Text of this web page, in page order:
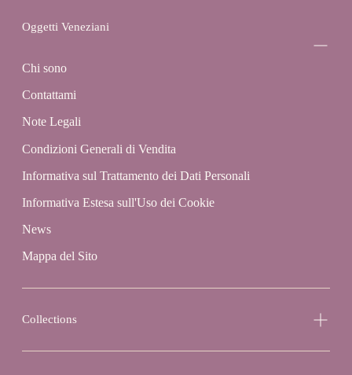
Oggetti Veneziani
Chi sono
Contattami
Note Legali
Condizioni Generali di Vendita
Informativa sul Trattamento dei Dati Personali
Informativa Estesa sull'Uso dei Cookie
News
Mappa del Sito
Collections